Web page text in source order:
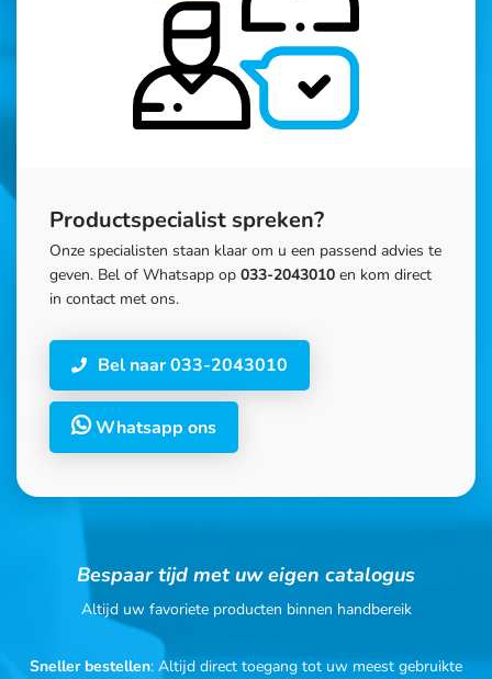
Productspecialist spreken?
Onze specialisten staan klaar om u een passend advies te
geven. Bel of Whatsapp op 033-2043010 en kom direct
in contact met ons.
Bel naar 033-2043010
Whatsapp ons
Bespaar tijd met uw eigen catalogus
Altijd uw favoriete producten binnen handbereik
Sneller bestellen: Altijd direct toegang tot uw meest gebruikte